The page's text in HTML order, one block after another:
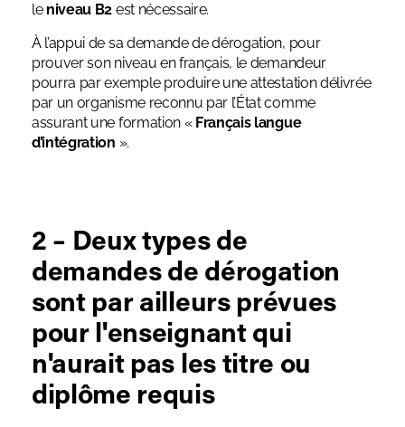
le niveau B2 est nécessaire.
À l’appui de sa demande de dérogation, pour
prouver son niveau en français, le demandeur
pourra par exemple produire une attestation délivrée
par un organisme reconnu par l’État comme
assurant une formation « Français langue
d’intégration ».
2 – Deux types de
demandes de dérogation
sont par ailleurs prévues
pour l'enseignant qui
n'aurait pas les titre ou
diplôme requis